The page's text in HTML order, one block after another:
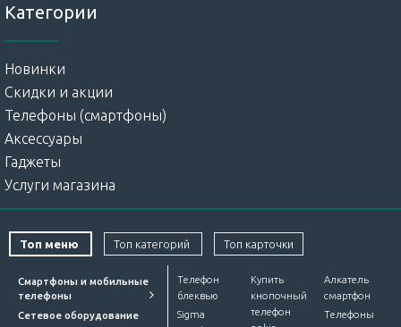
Категории
Новинки
Скидки и акции
Телефоны (смартфоны)
Аксессуары
Гаджеты
Услуги магазина
Топ меню Топ категорий Топ карточки
Смартфоны и мобильные
телефоны
Сетевое оборудование
Телефон
блеквью
Sigma
Купить
кнопочный
телефон
Алкатель
смартфон
Телефоны